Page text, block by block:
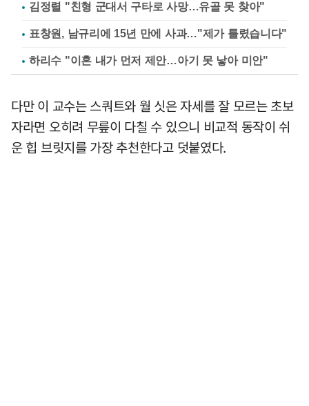
김정렬 "친형 군대서 구타로 사망…유골 못 찾아"
표창원, 남규리에 15년 만에 사과…"제가 틀렸습니다"
하리수 "이혼 내가 먼저 제안…아기 못 낳아 미안"
다만 이 교수는 스쿼트와 월 싯은 자세를 잘 모르는 초보
자라면 오히려 무릎이 다칠 수 있으니 비교적 동작이 쉬
운 힙 브릿지를 가장 추천한다고 덧붙였다.